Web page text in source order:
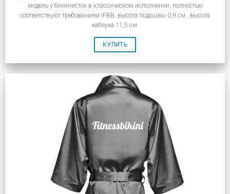
модель у бикинисток в классическом исполнении, полностью
соответствуют требованиям IFBB, высота подошвы 0,9 см., высота
каблука 11,5 см.
КУПИТЬ